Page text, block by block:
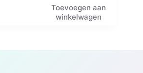
Toevoegen aan
winkelwagen